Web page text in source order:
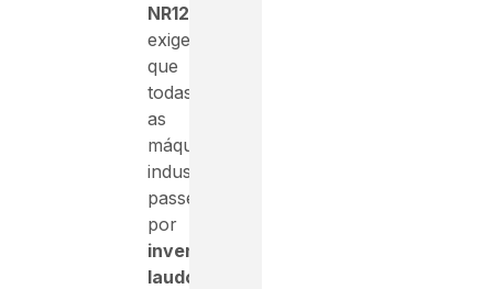
NR12
exige
que
todas
as
máquinas
industriais
passem
por
inventário,
laudo